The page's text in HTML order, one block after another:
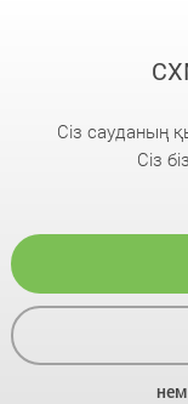
Сіз сауданың
Сіз